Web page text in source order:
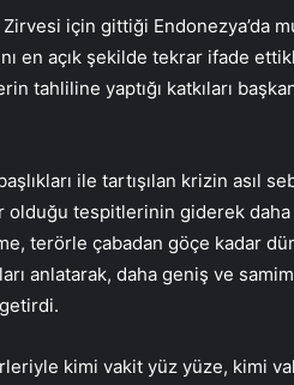
Zirvesi için gittiği Endonezya’da
en açık şekilde tekrar ifade
tahliline yaptığı katkıları
ile tartışılan krizin asıl
olduğu tespitlerinin giderek
terörle çabadan göçe kadar
anlatarak, daha geniş ve
kimi vakit yüz yüze, kimi